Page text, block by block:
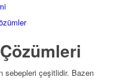
sebepleri çeşitlidir. Bazen